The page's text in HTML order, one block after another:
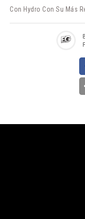
Con Hydro Con Su Más